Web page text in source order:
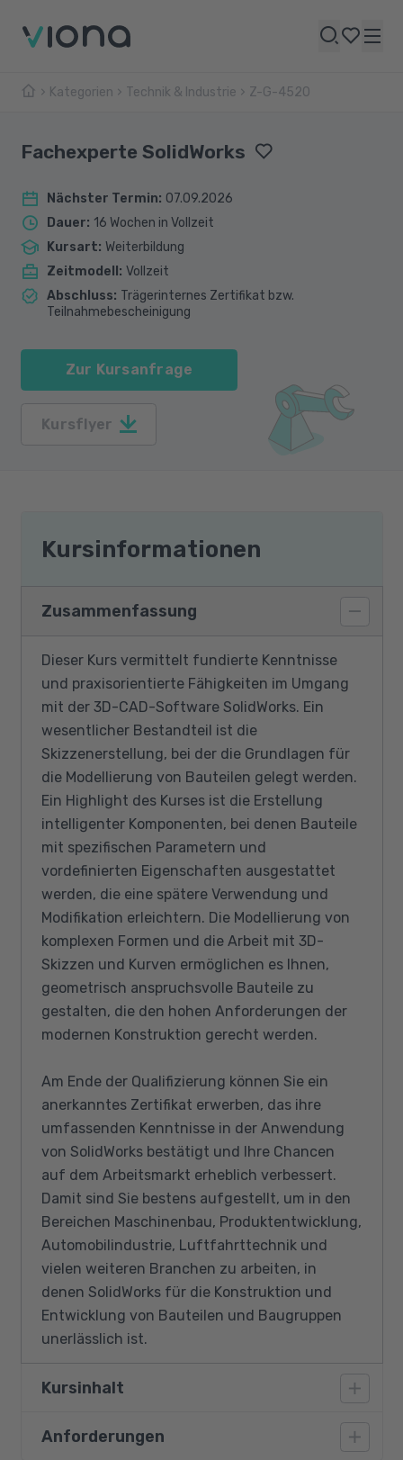
Kategorien Technik & Industrie Z-G-4520
Fachexperte SolidWorks
Nächster Termin: 07.09.2026
Dauer: 16 Wochen in Vollzeit
Kursart: Weiterbildung
Zeitmodell : Vollzeit
Abschluss: Trägerinternes Zertifikat bzw.
Teilnahmebescheinigung
Zur Kursanfrage
Kursflyer
Kursinformationen
Zusammenfassung
Dieser Kurs vermittelt fundierte Kenntnisse
und praxisorientierte Fähigkeiten im Umgang
mit der 3D-CAD-Software SolidWorks. Ein
wesentlicher Bestandteil ist die
Skizzenerstellung, bei der die Grundlagen für
die Modellierung von Bauteilen gelegt werden.
Ein Highlight des Kurses ist die Erstellung
intelligenter Komponenten, bei denen Bauteile
mit spezifischen Parametern und
vordefinierten Eigenschaften ausgestattet
werden, die eine spätere Verwendung und
Modifikation erleichtern. Die Modellierung von
komplexen Formen und die Arbeit mit 3D-
Skizzen und Kurven ermöglichen es Ihnen,
geometrisch anspruchsvolle Bauteile zu
gestalten, die den hohen Anforderungen der
modernen Konstruktion gerecht werden.
Am Ende der Qualifizierung können Sie ein
anerkanntes Zertifikat erwerben, das ihre
umfassenden Kenntnisse in der Anwendung
von SolidWorks bestätigt und Ihre Chancen
auf dem Arbeitsmarkt erheblich verbessert.
Damit sind Sie bestens aufgestellt, um in den
Bereichen Maschinenbau, Produktentwicklung,
Automobilindustrie, Luftfahrttechnik und
vielen weiteren Branchen zu arbeiten, in
denen SolidWorks für die Konstruktion und
Entwicklung von Bauteilen und Baugruppen
unerlässlich ist.
Kursinhalt
Benutzeroberfläche
Anforderungen